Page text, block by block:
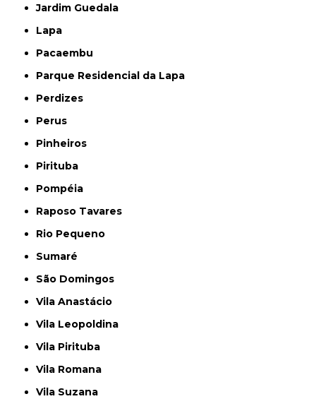
Jardim Guedala
Lapa
Pacaembu
Parque Residencial da Lapa
Perdizes
Perus
Pinheiros
Pirituba
Pompéia
Raposo Tavares
Rio Pequeno
Sumaré
São Domingos
Vila Anastácio
Vila Leopoldina
Vila Pirituba
Vila Romana
Vila Suzana